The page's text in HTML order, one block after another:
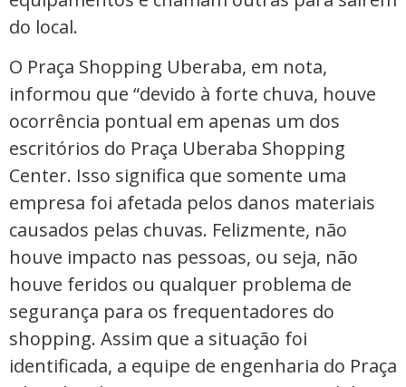
do local.
O Praça Shopping Uberaba, em nota,
informou que “devido à forte chuva, houve
ocorrência pontual em apenas um dos
escritórios do Praça Uberaba Shopping
Center. Isso significa que somente uma
empresa foi afetada pelos danos materiais
causados pelas chuvas. Felizmente, não
houve impacto nas pessoas, ou seja, não
houve feridos ou qualquer problema de
segurança para os frequentadores do
shopping. Assim que a situação foi
identificada, a equipe de engenharia do Praça